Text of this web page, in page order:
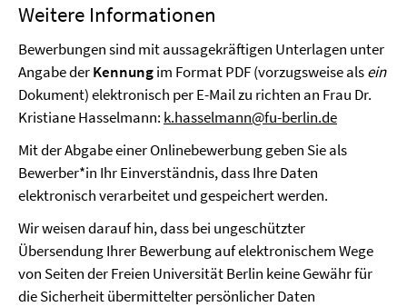
Weitere Informationen
Bewerbungen sind mit aussagekräftigen Unterlagen unter
Angabe derKennungim Format PDF (vorzugsweise alsein
Dokument) elektronisch per E-Mail zu richten an Frau Dr.
Kristiane Hasselmann: k.hasselmann@fu-berlin.de
Mit der Abgabe einer Onlinebewerbung geben Sie als
Bewerber*in Ihr Einverständnis, dass Ihre Daten
elektronisch verarbeitet und gespeichert werden.
Wir weisen darauf hin, dass bei ungeschützter
Übersendung Ihrer Bewerbung auf elektronischem Wege
von Seiten der Freien Universität Berlin keine Gewähr für
die Sicherheit übermittelter persönlicher Daten